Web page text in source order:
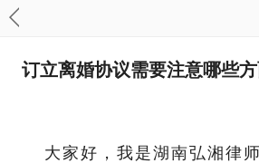
订立离婚协议需要注意哪些方
大家好，我是湖南弘湘律